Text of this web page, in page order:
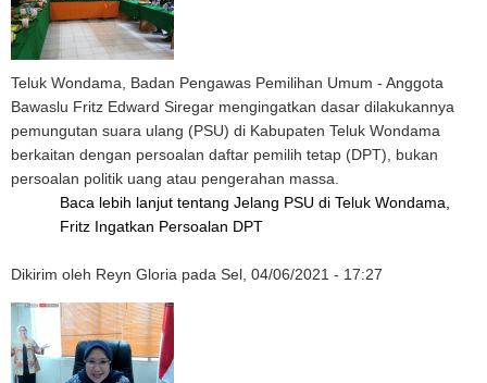
Teluk Wondama, Badan Pengawas Pemilihan Umum - Anggota
Bawaslu Fritz Edward Siregar mengingatkan dasar dilakukannya
pemungutan suara ulang (PSU) di Kabupaten Teluk Wondama
berkaitan dengan persoalan daftar pemilih tetap (DPT), bukan
persoalan politik uang atau pengerahan massa.
Baca lebih lanjut tentang Jelang PSU di Teluk Wondama,
Fritz Ingatkan Persoalan DPT
Dikirim oleh Reyn Gloria pada Sel, 04/06/2021 - 17:27